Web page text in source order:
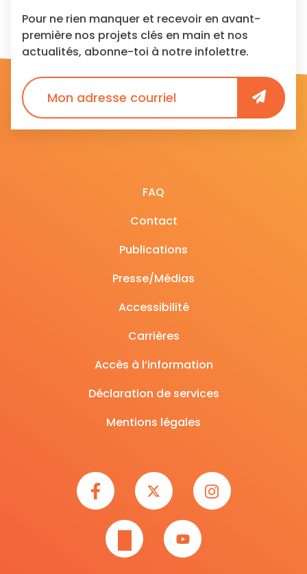
Pour ne rien manquer et recevoir en avant-
première nos projets clés en main et nos
actualités, abonne-toi à notre infolettre.
FAQ
Contact
Publications
Presse/Médias
Accessibilité
Carrières
Accès à l’information
Déclaration de services
Mentions légales